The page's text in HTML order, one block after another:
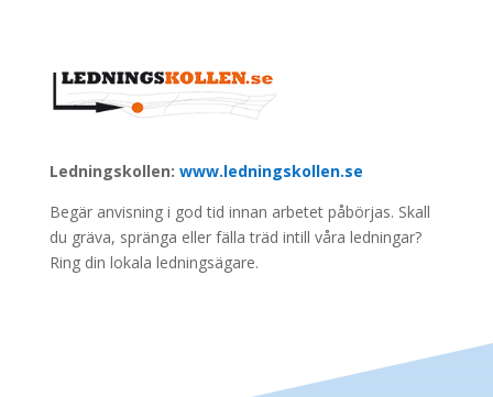
Ledningskollen: www.ledningskollen.se
Begär anvisning i god tid innan arbetet påbörjas. Skall
du gräva, spränga eller fälla träd intill våra ledningar?
Ring din lokala ledningsägare.